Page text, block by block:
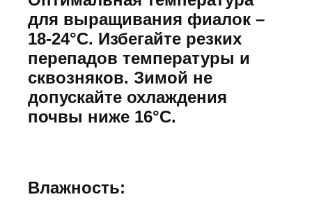
для выращивания фиалок –
18-24°C. Избегайте резких
перепадов температуры и
сквозняков. Зимой не
допускайте охлаждения
почвы ниже 16°C.
Влажность: